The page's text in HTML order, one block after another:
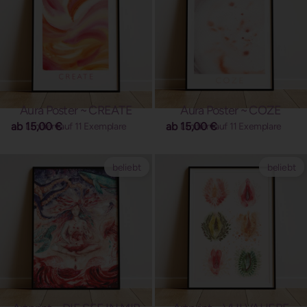
Aura Poster ~ CREATE
Limitiert auf 11 Exemplare
ab 15,00€
Aura Poster ~ COZE
Limitiert auf 11 Exemplare
ab 15,00€
beliebt beliebt